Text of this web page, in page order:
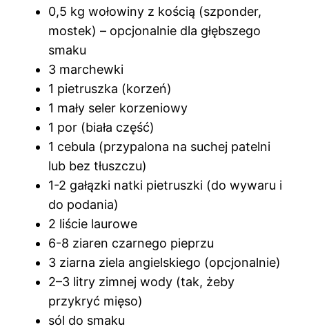
0,5 kg wołowiny z kością (szponder,
mostek) – opcjonalnie dla głębszego
smaku
3 marchewki
1 pietruszka (korzeń)
1 mały seler korzeniowy
1 por (biała część)
1 cebula (przypalona na suchej patelni
lub bez tłuszczu)
1-2 gałązki natki pietruszki (do wywaru i
do podania)
2 liście laurowe
6-8 ziaren czarnego pieprzu
3 ziarna ziela angielskiego (opcjonalnie)
2–3 litry zimnej wody (tak, żeby
przykryć mięso)
sól do smaku